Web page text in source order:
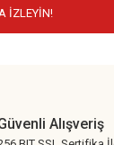
İZLEYİN!
Alışveriş